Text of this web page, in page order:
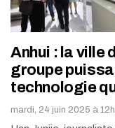
Anhui : la ville
groupe
technologie
mardi, 24 juin 2025 à